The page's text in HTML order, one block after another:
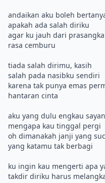
andaikan aku boleh
apakah ada salah diriku
agar ku jauh dari prasangka
rasa cemburu
tiada salah dirimu, kasih
salah pada nasibku sendiri
karena tak punya emas
hantaran cinta
aku yang dulu engkau
mengapa kau tinggal pergi
oh dimanakah janji yang
yang katamu tak berbagi
ku ingin kau mengerti apa
takdir diriku harus